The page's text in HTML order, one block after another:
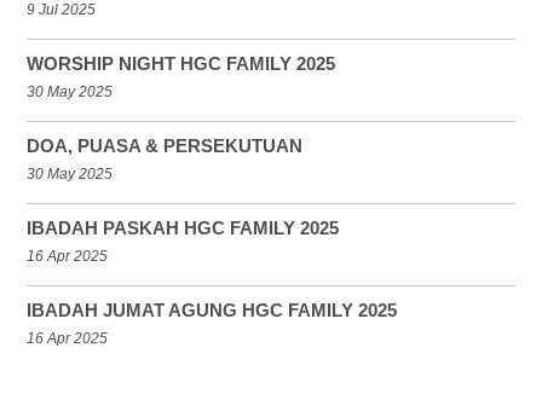
9 Jul 2025
WORSHIP NIGHT HGC FAMILY 2025
30 May 2025
DOA, PUASA & PERSEKUTUAN
30 May 2025
IBADAH PASKAH HGC FAMILY 2025
16 Apr 2025
IBADAH JUMAT AGUNG HGC FAMILY 2025
16 Apr 2025